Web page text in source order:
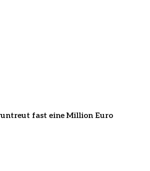
fast eine Million Euro